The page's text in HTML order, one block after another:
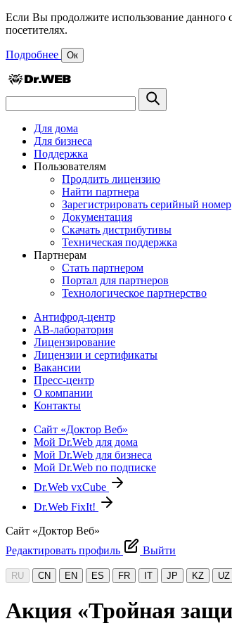
Если Вы продолжите использование данного
посетителях.
Подробнее Ок
Для дома
Для бизнеса
Поддержка
Пользователям
Продлить лицензию
Найти партнера
Зарегистрировать серийный номер
Документация
Скачать дистрибутивы
Техническая поддержка
Партнерам
Стать партнером
Портал для партнеров
Технологическое партнерство
Антифрод-центр
АВ-лаборатория
Лицензирование
Лицензии и сертификаты
Вакансии
Пресс-центр
О компании
Контакты
Сайт «Доктор Веб»
Мой Dr.Web для дома
Мой Dr.Web для бизнеса
Мой Dr.Web по подписке
Dr.Web vxCube
Dr.Web FixIt!
Сайт «Доктор Веб»
Редактировать профиль
Выйти
RU CN EN ES FR IT JP KZ UZ
Акция «Тройная